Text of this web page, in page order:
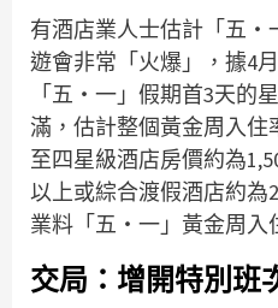
有酒店業人士估計「五‧
遊會非常「火爆」，據4
「五‧一」假期首3天的
滿，估計整個黃金周入
至四星級酒店房價約為
以上或綜合渡假酒店約為
業料「五‧一」黃金周入
交局：增開特別班